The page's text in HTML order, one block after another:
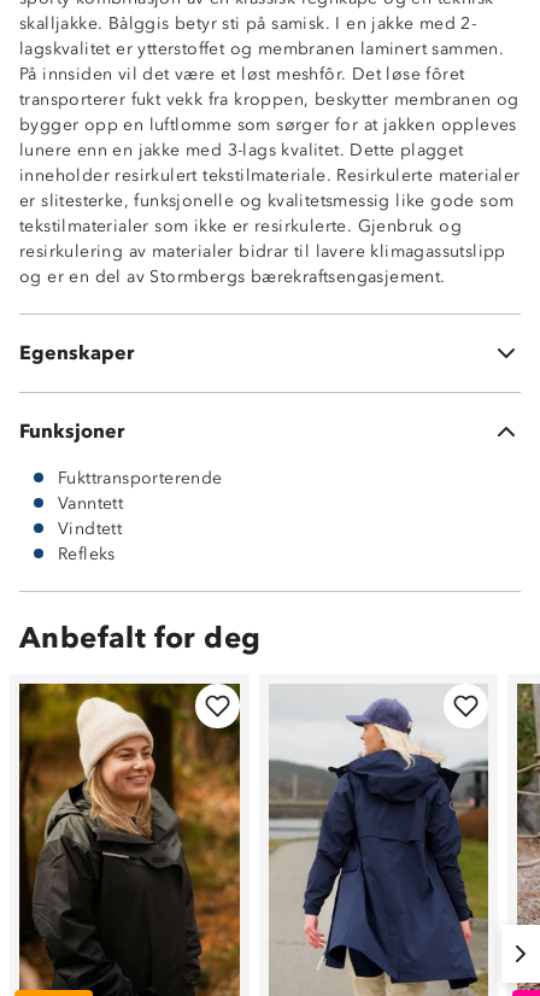
skalljakke. Bàlggis betyr sti på samisk. I en jakke med 2-
lagskvalitet er ytterstoffet og membranen laminert sammen.
På innsiden vil det være et løst meshfôr. Det løse fôret
transporterer fukt vekk fra kroppen, beskytter membranen og
bygger opp en luftlomme som sørger for at jakken oppleves
lunere enn en jakke med 3-lags kvalitet. Dette plagget
inneholder resirkulert tekstilmateriale. Resirkulerte materialer
er slitesterke, funksjonelle og kvalitetsmessig like gode som
tekstilmaterialer som ikke er resirkulerte. Gjenbruk og
resirkulering av materialer bidrar til lavere klimagassutslipp
og er en del av Stormbergs bærekraftsengasjement.
Egenskaper
Refleksdetalj på front og hette
Reflekslogo på front og erme
Dobbel stormklaff
Fleecefôr på innsiden av kragen
Fast hette med justeringsmuligheter
To glidelåslommer
Ventilasjonsåpning under armene
Innerlomme
Enhåndsstramming nederst
Toveis glidelås i front
Borrelåsjustering nederst på ermet
2-lags skalljakke
Funksjoner
Fukttransporterende
Vanntett
Vindtett
Refleks
Anbefalt for deg